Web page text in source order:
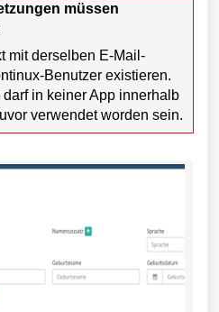
müssen
mit derselben E-Mail-
Benutzer existieren.
in keiner App innerhalb
verwendet worden sein.